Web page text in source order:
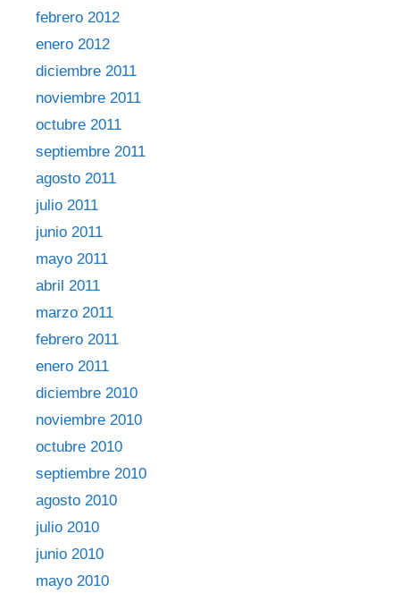
febrero 2012
enero 2012
diciembre 2011
noviembre 2011
octubre 2011
septiembre 2011
agosto 2011
julio 2011
junio 2011
mayo 2011
abril 2011
marzo 2011
febrero 2011
enero 2011
diciembre 2010
noviembre 2010
octubre 2010
septiembre 2010
agosto 2010
julio 2010
junio 2010
mayo 2010